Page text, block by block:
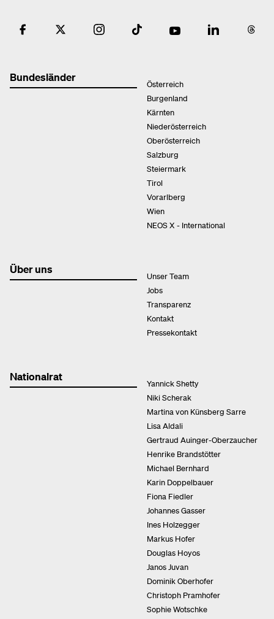
Bundesländer
Österreich
Burgenland
Kärnten
Niederösterreich
Oberösterreich
Salzburg
Steiermark
Tirol
Vorarlberg
Wien
NEOS X - International
Über uns
Unser Team
Jobs
Transparenz
Kontakt
Pressekontakt
Nationalrat
Yannick Shetty
Niki Scherak
Martina von Künsberg Sarre
Lisa Aldali
Gertraud Auinger-Oberzaucher
Henrike Brandstötter
Michael Bernhard
Karin Doppelbauer
Fiona Fiedler
Johannes Gasser
Ines Holzegger
Markus Hofer
Douglas Hoyos
Janos Juvan
Dominik Oberhofer
Christoph Pramhofer
Sophie Wotschke